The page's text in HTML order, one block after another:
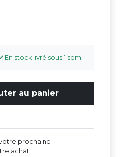
En stock livré sous 1 sem
au panier
prochaine
achat